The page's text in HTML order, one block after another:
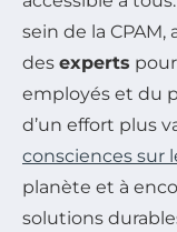
sein de la CPAM,
des experts
employés et du
d’un effort plus
consciences sur
planète et à
solutions